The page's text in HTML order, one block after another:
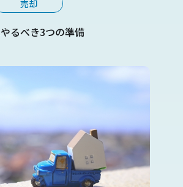
売却
るべき3つの準備